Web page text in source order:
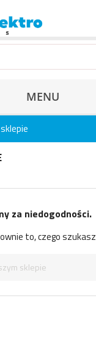
MENU
za niedogodności.
to, czego szukasz